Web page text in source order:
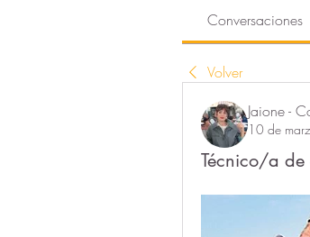
Conversaciones
Volver
Jaione -
10 de
Técnico/a de